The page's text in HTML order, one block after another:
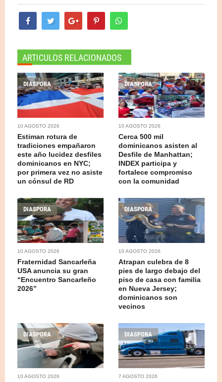
ARTICULOS RELACIONADOS
DIASPORA
10 AGOSTO 2026
Estiman rotura de
tradiciones empañaron
este año lucidez desfiles
dominicanos en NYC;
por primera vez no asiste
un cónsul de RD
DIASPORA
10 AGOSTO 2026
Cerca 500 mil
dominicanos asisten al
Desfile de Manhattan;
INDEX participa y
fortalece compromiso
con la comunidad
DIASPORA
10 AGOSTO 2026
Fraternidad Sancar­leña
USA anuncia su gran
“Encuentro Sancarleño
2026”
DIASPORA
10 AGOSTO 2026
Atrapan culebra de 8
pies de largo debajo del
piso de casa con familia
en Nueva Jersey;
dominicanos son
vecinos
DIASPORA
10 AGOSTO 2026
DIASPORA
7 AGOSTO 2026